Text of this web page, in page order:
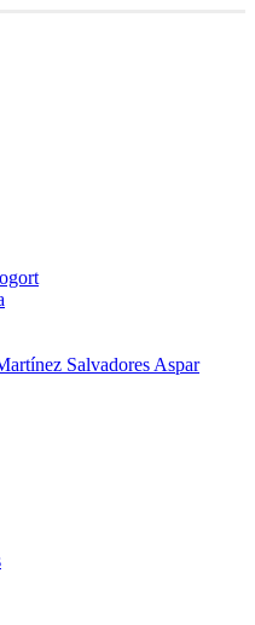
Salvadores Aspar